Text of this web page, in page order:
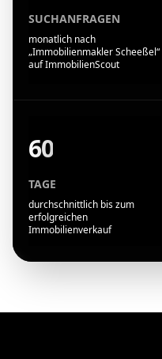
SUCHANFRAGEN
monatlich nach
„Immobilienmakler Scheeßel“
auf ImmobilienScout
60
TAGE
durchschnittlich bis zum
erfolgreichen
Immobilienverkauf